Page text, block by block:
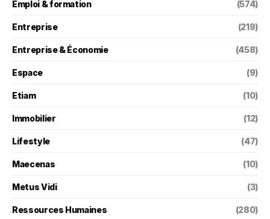
Emploi & formation (574)
Entreprise (219)
Entreprise & Économie (458)
Espace (9)
Etiam (10)
Immobilier (12)
Lifestyle (47)
Maecenas (10)
Metus Vidi (3)
Ressources Humaines (280)